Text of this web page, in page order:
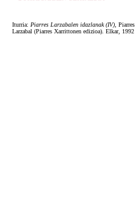
Iturria: Piarres Larzabalen idazlanak (IV) , Piarres
Larzabal (Piarres Xarrittonen edizioa). Elkar, 1992